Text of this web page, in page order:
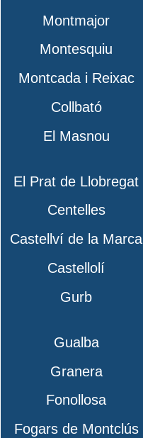
Montmajor
Montesquiu
Montcada i Reixac
Collbató
El Masnou
El Prat de Llobregat
Centelles
Castellví de la Marca
Castellolí
Gurb
Gualba
Granera
Fonollosa
Fogars de Montclús